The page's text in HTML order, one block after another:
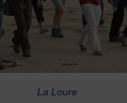
La Loure